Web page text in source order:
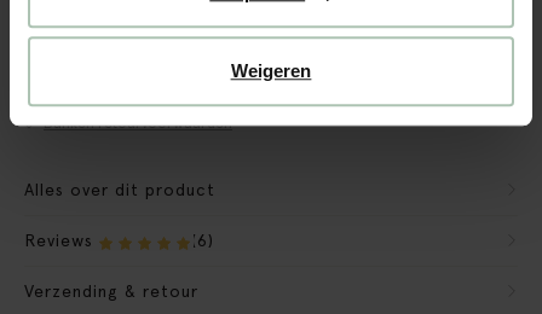
Weigeren
Verpakkingsmateriaal nemen we mee
Banken retourvoorwaarden
Alles over dit product
Reviews (6)
Verzending & retour